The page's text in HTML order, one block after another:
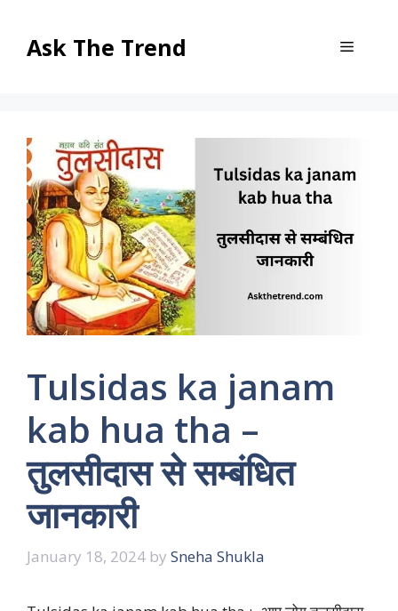
contentAsk The Trend Menu
Tulsidas ka janam
kab hua tha –
तुलसीदास से सम्बंधित
जानकारी
January 18, 2024 by Sneha Shukla